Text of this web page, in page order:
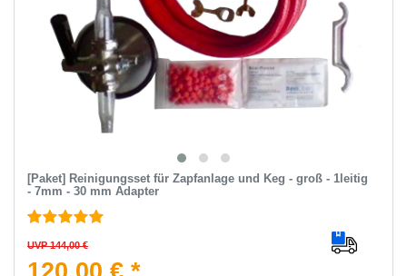
[Paket] Reinigungsset für Zapfanlage und Keg - groß - 1leitig
- 7mm - 30 mm Adapter
UVP 144,00 €